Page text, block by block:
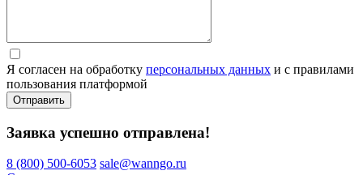
Я согласен на обработку персональных данных и с правилами
пользования платформой
Отправить
Заявка успешно отправлена!
8 (800) 500-6053 sale@wanngo.ru